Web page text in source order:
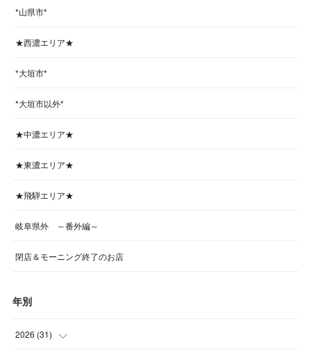
*山県市*
★西濃エリア★
*大垣市*
*大垣市以外*
★中濃エリア★
★東濃エリア★
★飛騨エリア★
岐阜県外 ～番外編～
閉店＆モーニング終了のお店
年別
2026 (31)